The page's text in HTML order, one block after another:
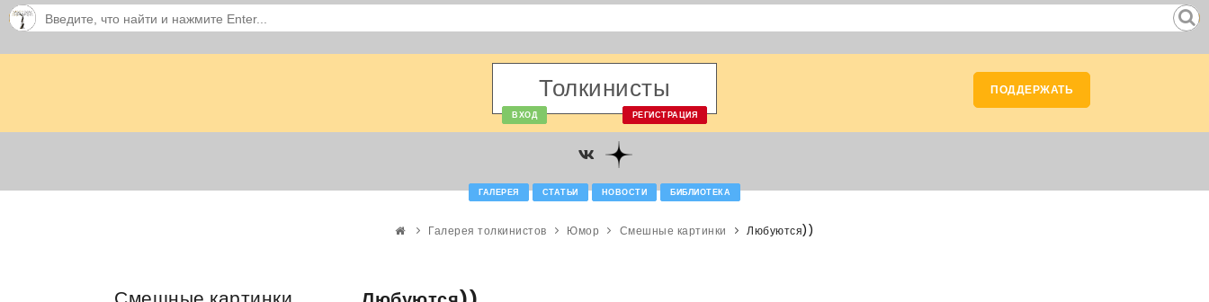
Толкинисты
ВХОД РЕГИСТРАЦИЯ
ПОДДЕРЖАТЬ
ГАЛЕРЕЯ СТАТЬИ НОВОСТИ БИБЛИОТЕКА
Галерея толкинистов Юмор Смешные картинки Любуются))